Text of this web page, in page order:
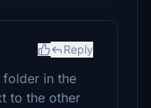
Reply
folder in the
to the other